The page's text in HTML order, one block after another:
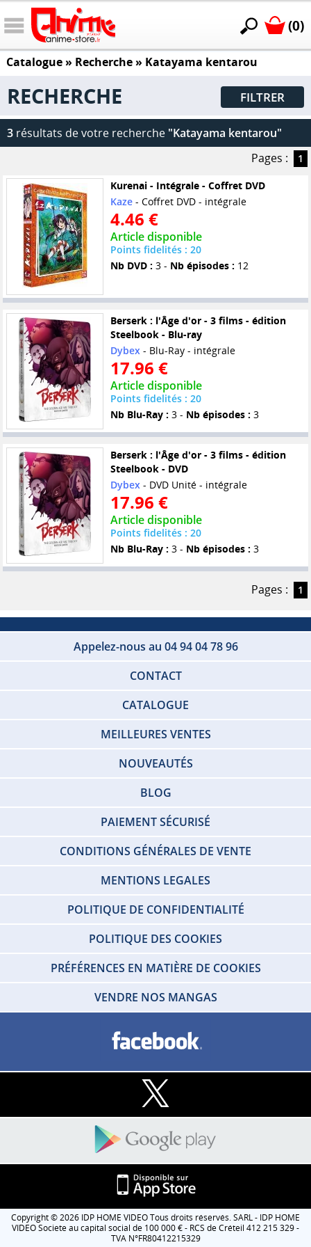
(0)
Catalogue» Recherche » Katayama kentarou
RECHERCHE FILTRER
3 résultats de votre recherche "Katayama kentarou"
Pages :
1
Kurenai - Intégrale - Coffret DVD
Kaze- Coffret DVD - intégrale
4.46 €
Article disponible
Points fidelités : 20
Nb DVD : 3 - Nb épisodes : 12
Berserk : l'Âge d'or - 3 films - édition
Steelbook - Blu-ray
Dybex - Blu-Ray - intégrale
17.96 €
Article disponible
Points fidelités : 20
Nb Blu-Ray : 3 - Nb épisodes : 3
Berserk : l'Âge d'or - 3 films - édition
Steelbook - DVD
Dybex - DVD Unité - intégrale
17.96 €
Article disponible
Points fidelités : 20
Nb Blu-Ray : 3 - Nb épisodes : 3
Pages : 1
Appelez-nous au 04 94 04 78 96
CONTACT
CATALOGUE
MEILLEURES VENTES
NOUVEAUTÉS
BLOG
PAIEMENT SÉCURISÉ
CONDITIONS GÉNÉRALES DE VENTE
MENTIONS LEGALES
POLITIQUE DE CONFIDENTIALITÉ
POLITIQUE DES COOKIES
PRÉFÉRENCES EN MATIÈRE DE COOKIES
VENDRE NOS MANGAS
Copyright © 2026 IDP HOME VIDEO Tous droits réservés. SARL - IDP HOME
VIDEO Societe au capital social de 100 000 € - RCS de Créteil 412 215 329 -
TVA N°FR80412215329